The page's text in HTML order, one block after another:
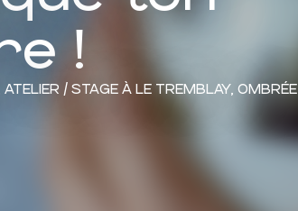
!
ATELIER / STAGE À LE TREMBLAY, OMBRÉE